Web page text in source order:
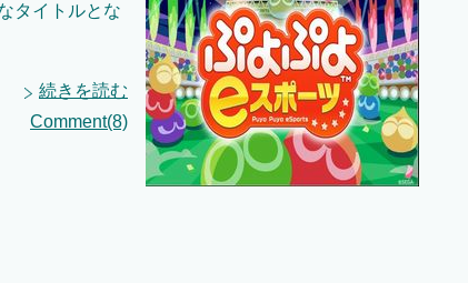
タイトルとな
続きを読む
Comment(8)